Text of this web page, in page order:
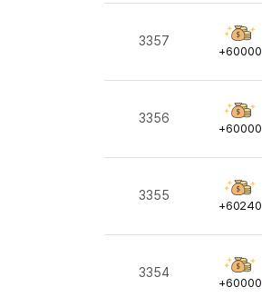
3357
획
득
+60000
3356
획
득
+60000
3355
획
득
+60240
3354
획
득
+60000